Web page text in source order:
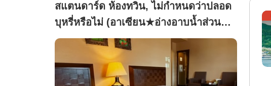
สแตนดาร์ด ห้องทวิน, ไม่กำหนดว่าปลอด
บุหรี่หรือไม่ (อาเซียน★อ่างอาบน้ำส่วนตัว
ฟรี)